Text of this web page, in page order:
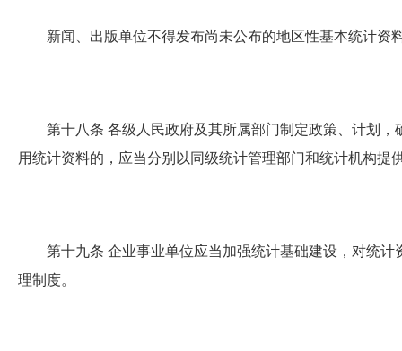
新闻、出版单位不得发布尚未公布的地区性基本统计资
第十八条 各级人民政府及其所属部门制定政策、计划
用统计资料的，应当分别以同级统计管理部门和统计机构提
第十九条 企业事业单位应当加强统计基础建设，对统
理制度。